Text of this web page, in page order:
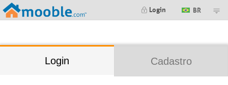
Login BR
Login Cadastro